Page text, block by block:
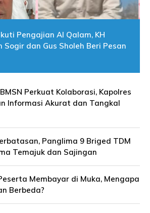
Pengajian Al Qalam, KH
Sogir dan Gus Sholeh Beri Pesan
Perkuat Kolaborasi, Kapolres
Informasi Akurat dan Tangkal
Panglima 9 Briged TDM
Temajuk dan Sajingan
Membayar di Muka, Mengapa
Berbeda?